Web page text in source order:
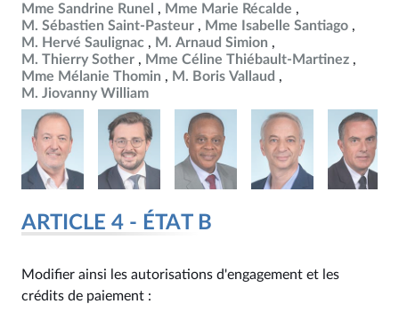
Mme Sandrine Runel
Mme Marie Récalde
M. Sébastien Saint-Pasteur
Mme Isabelle Santiago
M. Hervé Saulignac
M. Arnaud Simion
M. Thierry Sother
Mme Céline Thiébault-Martinez
Mme Mélanie Thomin
M. Boris Vallaud
M. Jiovanny William
ARTICLE 4 - ÉTAT B
Modifier ainsi les autorisations d'engagement et les
crédits de paiement :